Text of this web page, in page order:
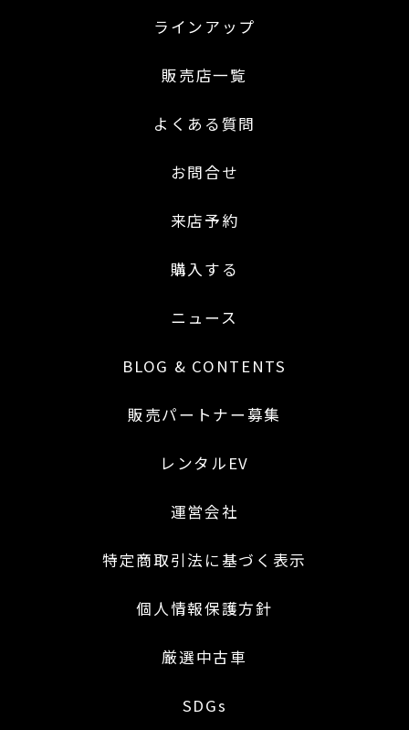
ラインアップ
販売店一覧
よくある質問
お問合せ
来店予約
購入する
ニュース
BLOG & CONTENTS
販売パートナー募集
レンタルEV
運営会社
特定商取引法に基づく表示
個人情報保護方針
厳選中古車
SDGs